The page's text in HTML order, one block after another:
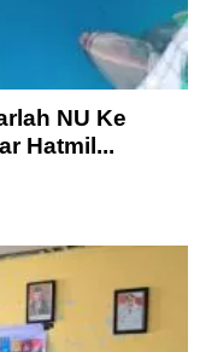
NU Ke
Hatmil...